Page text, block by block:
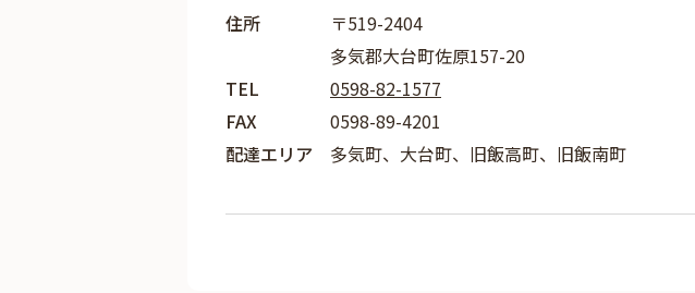
住所
〒519-2404
多気郡大台町佐原157-20
TEL
0598-82-1577
FAX
0598-89-4201
配達エリア
多気町、大台町、旧飯高町、旧飯南町